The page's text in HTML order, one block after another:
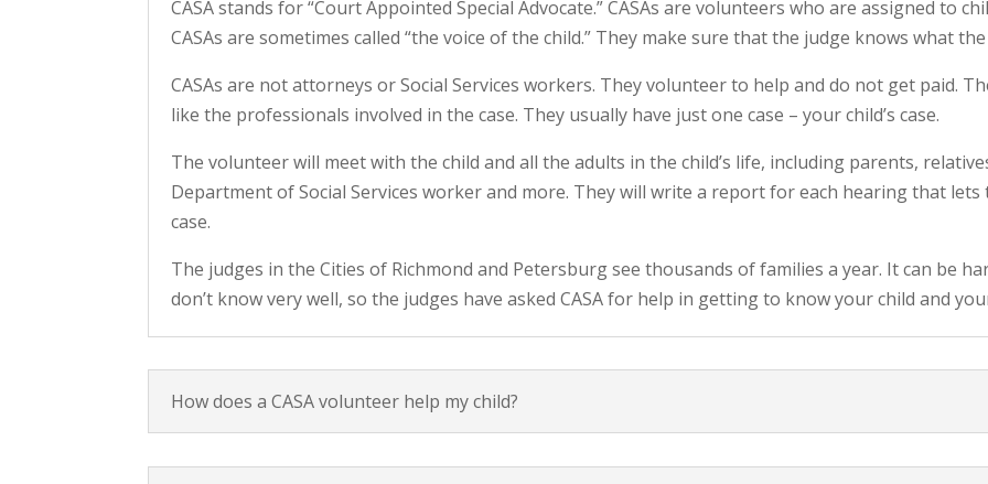
CASA stands for “Court Appointed Special Advocate.” CASAs are volunteers who are assigned to
CASAs are sometimes called “the voice of the child.” They make sure that the judge knows what
CASAs are not attorneys or Social Services workers. They volunteer to help and do not get paid.
like the professionals involved in the case. They usually have just one case – your child’s case.
The volunteer will meet with the child and all the adults in the child’s life, including parents,
Department of Social Services worker and more. They will write a report for each hearing that
case.
The judges in the Cities of Richmond and Petersburg see thousands of families a year. It can be
don’t know very well, so the judges have asked CASA for help in getting to know your child and
How does a CASA volunteer help my child?